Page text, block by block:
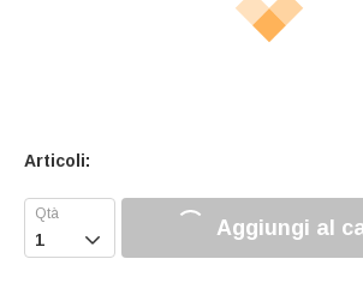
Articoli:
 Aggiungi al